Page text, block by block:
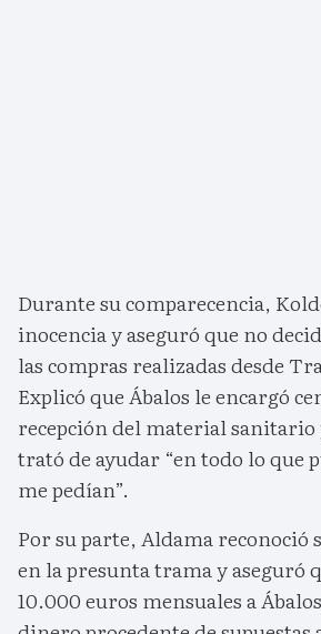
Durante su comparecencia,
inocencia y aseguró que no
las compras realizadas desde
Explicó que Ábalos le encargó
recepción del material
trató de ayudar “en todo lo que
me pedían”.
Por su parte, Aldama reconoció
en la presunta trama y aseguró
10.000 euros mensuales a